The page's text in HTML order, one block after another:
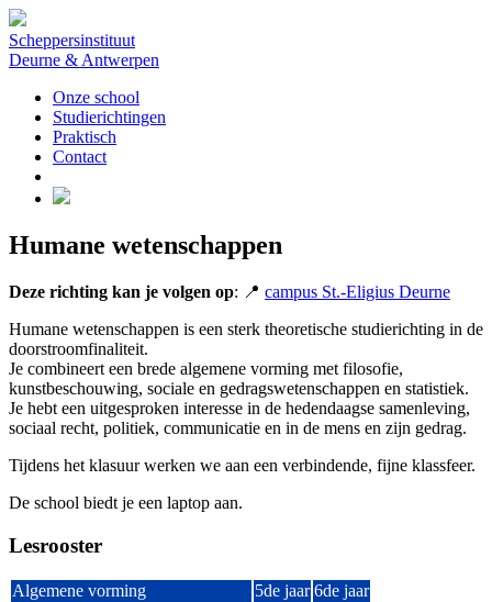
Scheppersinstituut
Deurne & Antwerpen
Onze school
Studierichtingen
Praktisch
Contact
Humane wetenschappen
Deze richting kan je volgen op: 📍 campus St.-Eligius Deurne
Humane wetenschappen is een sterk theoretische studierichting in de
doorstroomfinaliteit.
Je combineert een brede algemene vorming met filosofie,
kunstbeschouwing, sociale en gedragswetenschappen en statistiek.
Je hebt een uitgesproken interesse in de hedendaagse samenleving,
sociaal recht, politiek, communicatie en in de mens en zijn gedrag.
Tijdens het klasuur werken we aan een verbindende, fijne klassfeer.
De school biedt je een laptop aan.
Lesrooster
Algemene vorming 5de jaar 6de jaar